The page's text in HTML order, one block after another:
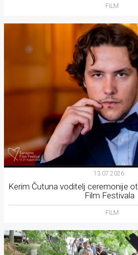
FILM
13.07.2026.
Kerim Čutuna voditelj ceremonije
Film Festivala
FILM